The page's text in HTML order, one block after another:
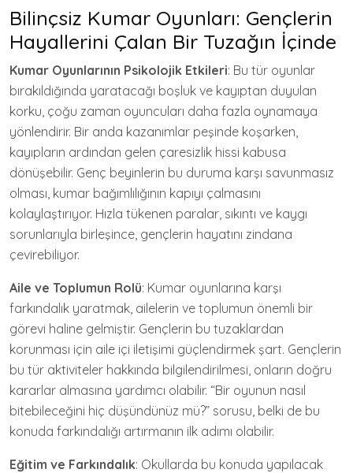
Bilinçsiz Kumar Oyunları: Gençlerin
Hayallerini Çalan Bir Tuzağın İçinde
Kumar Oyunlarının Psikolojik Etkileri: Bu tür oyunlar
bırakıldığında yaratacağı boşluk ve kayıptan duyulan
korku, çoğu zaman oyuncuları daha fazla oynamaya
yönlendirir. Bir anda kazanımlar peşinde koşarken,
kayıpların ardından gelen çaresizlik hissi kabusa
dönüşebilir. Genç beyinlerin bu duruma karşı savunmasız
olması, kumar bağımlılığının kapıyı çalmasını
kolaylaştırıyor. Hızla tükenen paralar, sıkıntı ve kaygı
sorunlarıyla birleşince, gençlerin hayatını zindana
çevirebiliyor.
Aile ve Toplumun Rolü: Kumar oyunlarına karşı
farkındalık yaratmak, ailelerin ve toplumun önemli bir
görevi haline gelmiştir. Gençlerin bu tuzaklardan
korunması için aile içi iletişimi güçlendirmek şart. Gençlerin
bu tür aktiviteler hakkında bilgilendirilmesi, onların doğru
kararlar almasına yardımcı olabilir. “Bir oyunun nasıl
bitebileceğini hiç düşündünüz mü?” sorusu, belki de bu
konuda farkındalığı artırmanın ilk adımı olabilir.
Eğitim ve Farkındalık: Okullarda bu konuda yapılacak